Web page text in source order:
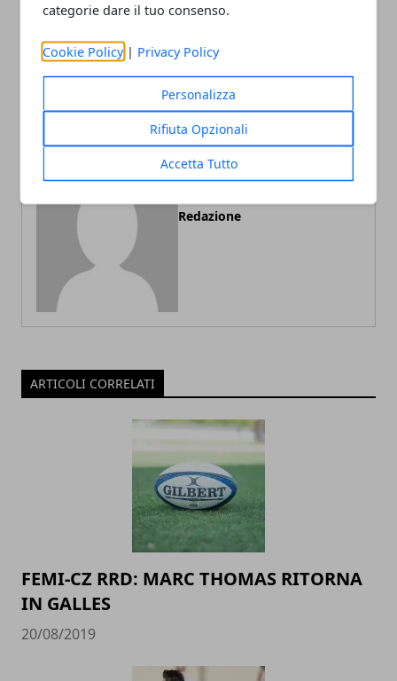
categorie dare il tuo consenso.
Cookie Policy | Privacy Policy
Personalizza
Rifiuta Opzionali
Accetta Tutto
Articolo Precedente
RUGBY WORLD CUP 2011,
IL PLANNING DELL'ITALIA
PER LA FASE A GIRONI
Redazione
ARTICOLI CORRELATI
FEMI-CZ RRD: MARC THOMAS RITORNA
IN GALLES
20/08/2019